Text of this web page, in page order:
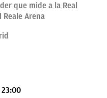
que mide a la Real
Reale Arena
23:00